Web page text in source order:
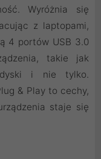
Wyróżnia się
z laptopami,
4 portów USB 3.0
takie jak
dyski i nie tylko.
& Play to cechy,
staje się